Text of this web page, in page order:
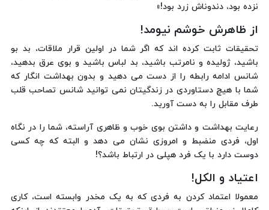
نزده بود، دندوناش زرد بود!»
از ظاهرش خوشم نیومد!
تحقیقات ثابت کرده اند که اگر شما در اولین قرار ملاقات، بد بو
باشید، ژولیده و نامرتب باشید، بد لباس باشید و بوی عرق بدهید،
شانس ادامه رابطه را از دست می دهید و بدون بهداشت انگار که
شما با هیچ دستاوردی در زندگیتان نمی توانید شانس تصاحب قلب
طرف مقابل را به دست آورید.
رعایت بهداشت و داشتن بوی خوب و ظاهری آراسته، شما را در نگاه
اول، فردی منضبط و امروزی نشان می دهد و البته که چه کسی
دوست دارد با یک فرد هپلی در ارتباط باشد؟!
اعتیاد و الکل!
معمولا اعتماد کردن به فردی که به یک مخدر وابسته است، کاری